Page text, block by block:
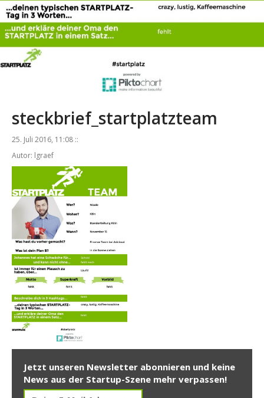
steckbrief_startplatzteam
25. Juli 2016, 11:08 ::
Autor: lgraef
Jetzt unseren Newsletter abonnieren und keine
News aus der Startup-Szene mehr verpassen!